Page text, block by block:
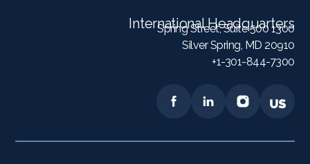
International Headquarters
1300 Spring Street, Suite 500
Silver Spring, MD 20910
1-301-844-7300+